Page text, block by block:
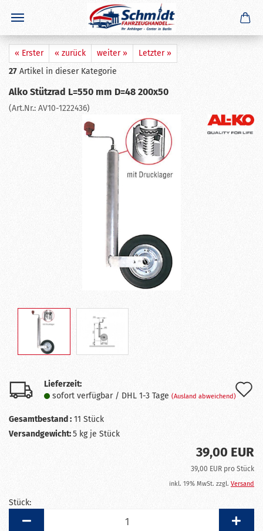
« Erster « zurück weiter »
Letzter »
27 Artikel in dieser Kategorie
Alko Stützrad L=550 mm D=48 200x50
(Art.Nr.: AV10-1222436)
Lieferzeit:
sofort verfügbar / DHL 1-3 Tage (Ausland abweichend)
Gesamtbestand : 11 Stück
Versandgewicht:5 kg je Stück
39,00 EUR
39,00 EUR pro Stück
inkl. 19% MwSt. zzgl. Versand
Stück:
×
GERADE GEKAUFT
hatSeitenreflektor für DDR Anhänger
HP400 oder Westfaliagekauft
Ausblenden